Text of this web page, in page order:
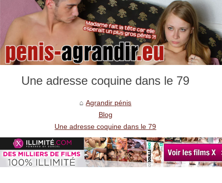
Une adresse coquine dans le 79
Agrandir pénis
Blog
Une adresse coquine dans le 79